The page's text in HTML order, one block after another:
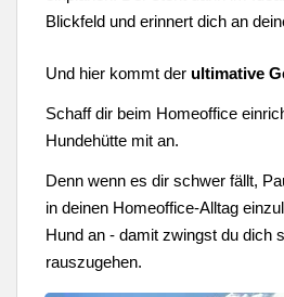
Blickfeld und erinnert dich an
Und hier kommt der ultimative
Schaff dir beim Homeoffice
Hundehütte mit an.
Denn wenn es dir schwer fällt,
in deinen Homeoffice-Alltag
Hund an - damit zwingst du dich
rauszugehen.